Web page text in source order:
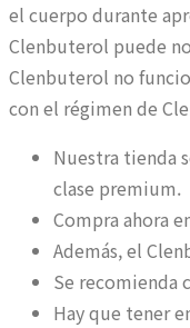
el cuerpo durante
Clenbuterol puede
Clenbuterol no
con el régimen de
Nuestra tienda
clase premium.
Compra ahora
Además, el
Se recomienda
Hay que tener